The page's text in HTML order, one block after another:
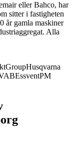
eller Bahco, har
sitter i fastigheten
år gamla maskiner
Alla
Husqvarna
EssventPM